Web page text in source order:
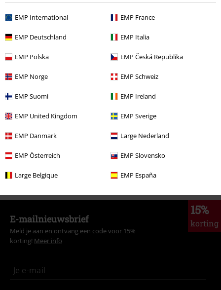
EMP International EMP France
EMP Deutschland EMP Italia
EMP Polska EMP Česká Republika
EMP Norge EMP Schweiz
EMP Suomi EMP Ireland
EMP United Kingdom EMP Sverige
EMP Danmark Large Nederland
EMP Österreich EMP Slovensko
Large Belgique EMP España
%
€ 45,99
Meer categorieën. Meer opties.
15%
korting
E-mailnieuwsbrief
Meld je aan en ontvang een code voor 15%
korting! Meer info